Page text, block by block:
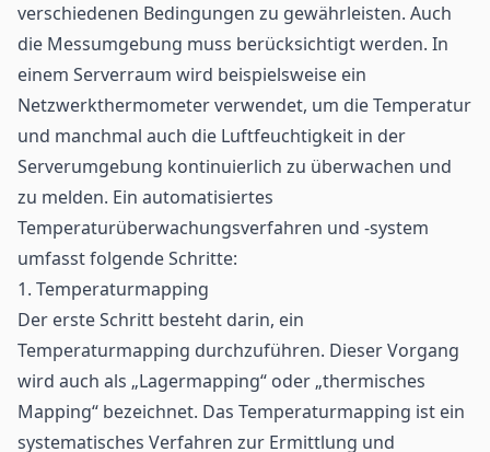
verschiedenen Bedingungen zu gewährleisten. Auch
die Messumgebung muss berücksichtigt werden. In
einem Serverraum wird beispielsweise ein
Netzwerkthermometer verwendet, um die Temperatur
und manchmal auch die Luftfeuchtigkeit in der
Serverumgebung kontinuierlich zu überwachen und
zu melden. Ein automatisiertes
Temperaturüberwachungsverfahren und -system
umfasst folgende Schritte:
1. Temperaturmapping
Der erste Schritt besteht darin, ein
Temperaturmapping durchzuführen. Dieser Vorgang
wird auch als „Lagermapping“ oder „thermisches
Mapping“ bezeichnet. Das Temperaturmapping ist ein
systematisches Verfahren zur Ermittlung und